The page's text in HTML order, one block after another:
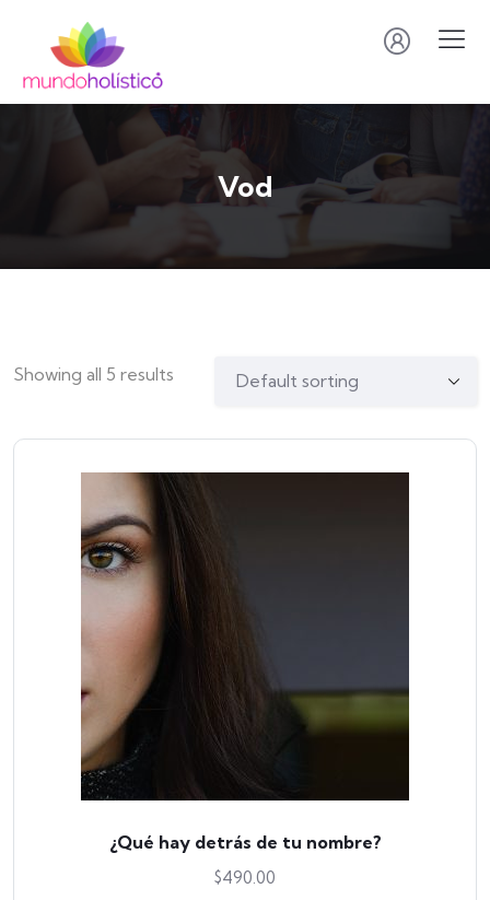
Vod
Showing all 5 results
¿Qué hay detrás de tu nombre?
$490.00